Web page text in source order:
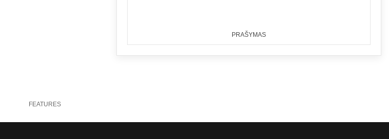
PRAŠYMAS
FEATURES